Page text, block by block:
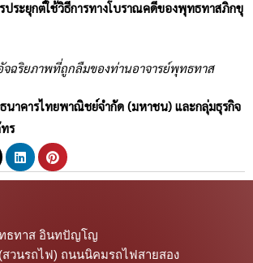
ประยุกต์ใช้วิธีการทางโบราณคดีของพุทธทาสภิกขุ
จฉริยภาพที่ถูกลืมของท่านอาจารย์พุทธทาส
นาคารไทยพาณิชย์จำกัด (มหาชน) และกลุ่มธุรกิจ
ร
ธทาส อินทปัญโญ
วนรถไฟ) ถนนนิคมรถไฟสายสอง